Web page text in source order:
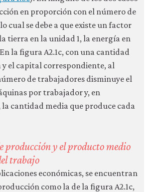
en proporción con el número de
cual se debe a que existe un factor
tierra en la unidad 1, la energía en
la figura A2.1c, con una cantidad
y el capital correspondiente, al
de trabajadores disminuye el
por trabajador y, en
la cantidad media que produce cada
producción y el producto medio
trabajo
económicas, se encuentran
como la de la figura A2.1c,